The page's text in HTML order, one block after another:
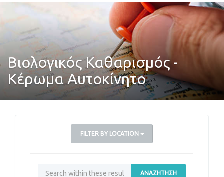
Βιολογικός Καθαρισμός -
Κέρωμα Αυτοκίνητο
FILTER BY LOCATION
ΑΝΑΖΉΤΗΣΗ